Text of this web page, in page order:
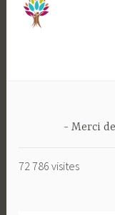
Merci
72 786 visites